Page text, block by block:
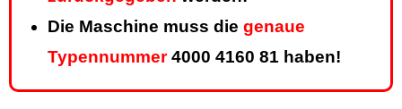
Die Maschine muss die genaue
Typennummer4000 4160 81 haben!